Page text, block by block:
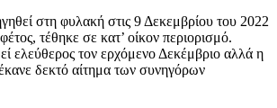
στη φυλακή στις 9 Δεκεμβρίου του 2022
τέθηκε σε κατ’ οίκον περιορισμό.
ελεύθερος τον ερχόμενο Δεκέμβριο αλλά η
δεκτό αίτημα των συνηγόρων